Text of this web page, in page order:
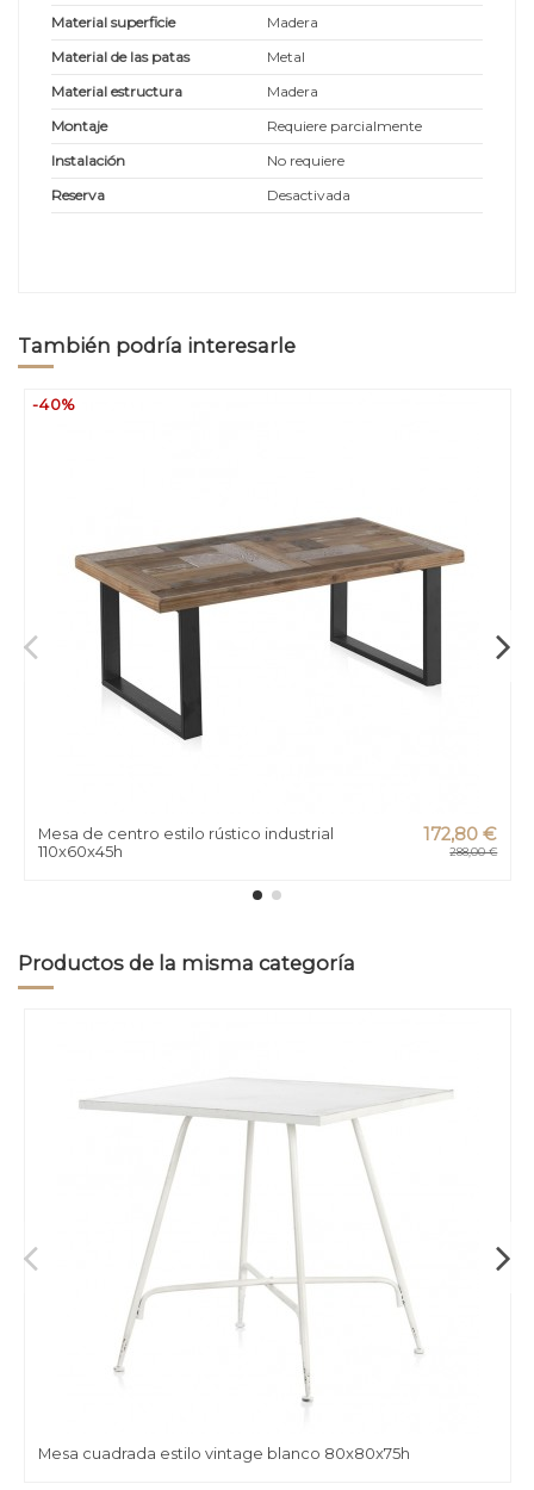
Material superficie
Madera
Material de las patas
Metal
Material estructura
Madera
Montaje
Requiere parcialmente
Instalación
No requiere
Reserva
Desactivada
También podría interesarle
-40%
Mesa de centro estilo rústico industrial
110x60x45h
172,80 €
288,00 €
Productos de la misma categoría
Mesa cuadrada estilo vintage blanco 80x80x75h